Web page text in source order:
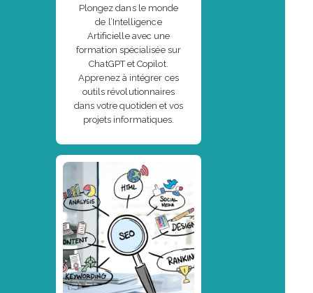
Plongez dans le monde
de l’Intelligence
Artificielle avec une
formation spécialisée sur
ChatGPT et Copilot.
Apprenez à intégrer ces
outils révolutionnaires
dans votre quotiden et vos
projets informatiques.